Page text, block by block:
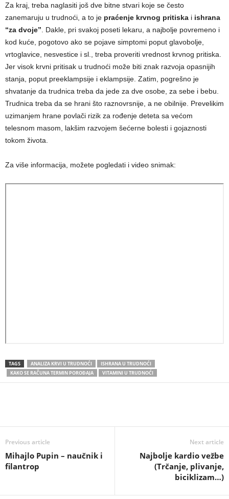
Za kraj, treba naglasiti još dve bitne stvari koje se često
zanemaruju u trudnoći, a to je praćenje krvnog pritiska i ishrana
“za dvoje” . Dakle, pri svakoj poseti lekaru, a najbolje povremeno i
kod kuće, pogotovo ako se pojave simptomi poput glavobolje,
vrtoglavice, nesvestice i sl., treba proveriti vrednost krvnog pritiska.
Jer visok krvni pritisak u trudnoći može biti znak razvoja opasnijih
stanja, poput preeklampsije i eklampsije. Zatim, pogrešno je
shvatanje da trudnica treba da jede za dve osobe, za sebe i bebu.
Trudnica treba da se hrani što raznovrsnije, a ne obilnije. Prevelikim
uzimanjem hrane povlači rizik za rođenje deteta sa većom
telesnom masom, lakšim razvojem šećerne bolesti i gojaznosti
tokom života.
Za više informacija, možete pogledati i video snimak:
TAGS ANALIZA KRVI U TRUDNOĆI
ISHRANA U TRUDNOĆI
KAKO SE RAČUNA TERMIN POROĐAJA
VITAMINI U TRUDNOĆI
Previous article
Mihajlo Pupin – naučnik i
filantrop
Next article
Najbolje kardio vežbe
(Trčanje, plivanje,
biciklizam…)